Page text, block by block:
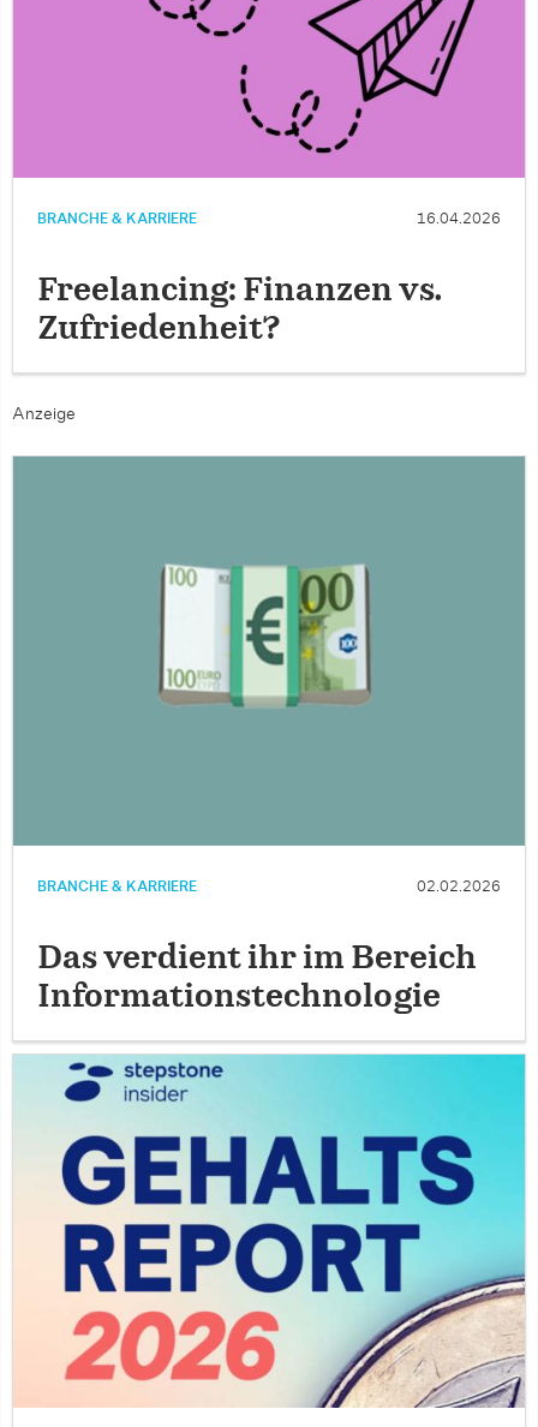
BRANCHE & KARRIERE 16.04.2026
Freelancing: Finanzen vs.
Zufriedenheit?
Anzeige
BRANCHE & KARRIERE 02.02.2026
Das verdient ihr im Bereich
Informationstechnologie